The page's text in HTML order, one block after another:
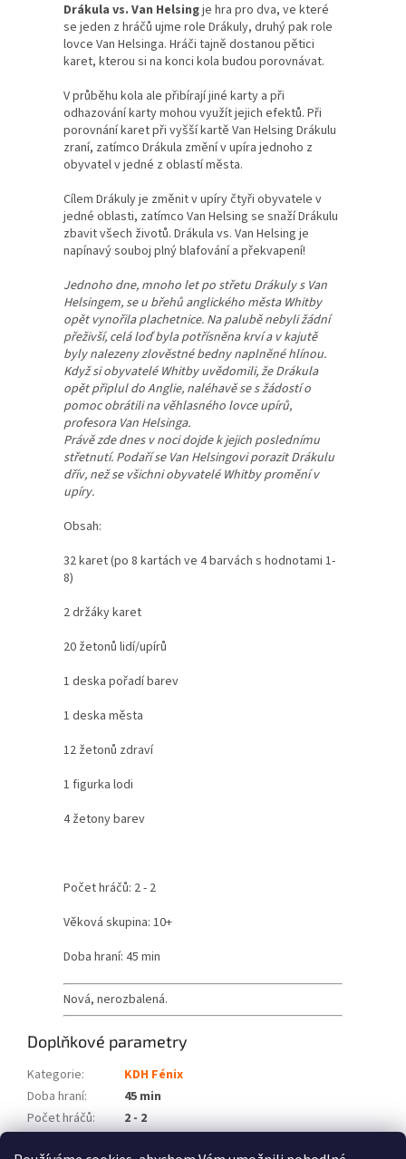
Drákula vs. Van Helsingje hra pro dva, ve které
se jeden z hráčů ujme role Drákuly, druhý pak role
lovce Van Helsinga. Hráči tajně dostanou pětici
karet, kterou si na konci kola budou porovnávat.
V průběhu kola ale přibírají jiné karty a při
odhazování karty mohou využít jejich efektů. Při
porovnání karet při vyšší kartě Van Helsing Drákulu
zraní, zatímco Drákula změní v upíra jednoho z
obyvatel v jedné z oblastí města.
Cílem Drákuly je změnit v upíryčtyři obyvatele v
jedné oblasti, zatímco Van Helsing se snaží Drákulu
zbavit všech životů. Drákula vs. Van Helsing je
napínavý souboj plný blafování a překvapení!
Jednoho dne, mnoho let po střetu Drákuly s Van
Helsingem, se u břehů anglického města Whitby
opět vynořila plachetnice. Na palubě nebyli žádní
přeživší, celá loď byla potřísněna krví a v kajutě
byly nalezeny zlověstné bedny naplněné hlínou.
Když si obyvatelé Whitby uvědomili, že Drákula
opět připlul do Anglie, naléhavě se s žádostí o
pomoc obrátili na věhlasného lovce upírů,
profesora Van Helsinga.
Právě zde dnes v noci dojde k jejich poslednímu
střetnutí. Podaří se Van Helsingovi porazit Drákulu
dřív, než se všichni obyvatelé Whitby promění v
upíry.
Obsah:
32 karet (po 8 kartách ve 4 barvách s hodnotami 1-
8)
2 držáky karet
20 žetonů lidí/upírů
1 deska pořadí barev
1 deska města
12 žetonů zdraví
1 figurka lodi
4 žetony barev
Počet hráčů: 2 - 2
Věková skupina: 10+
Doba hraní: 45 min
Nová, nerozbalená.
Doplňkové parametry
Kategorie:
KDH Fénix
Doba hraní:
45 min
Počet hráčů:
2 - 2